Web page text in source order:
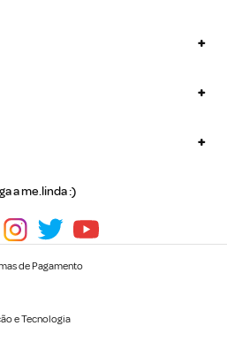
+
+
+
a me.linda :)
de Pagamento
e Tecnologia